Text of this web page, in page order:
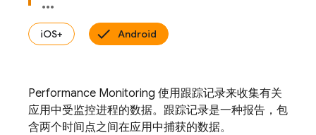
iOS+ Android
Performance Monitoring 使用跟踪记录来收集有关
应用中受监控进程的数据。跟踪记录是一种报告，包
含两个时间点之间在应用中捕获的数据。